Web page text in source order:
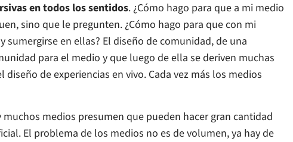
en todos los sentidos. ¿Cómo hago para que a mi medio
sino que le pregunten. ¿Cómo hago para que con mi
sumergirse en ellas? El diseño de comunidad, de una
para el medio y que luego de ella se deriven muchas
de experiencias en vivo. Cada vez más los medios
muchos medios presumen que pueden hacer gran cantidad
El problema de los medios no es de volumen, ya hay de